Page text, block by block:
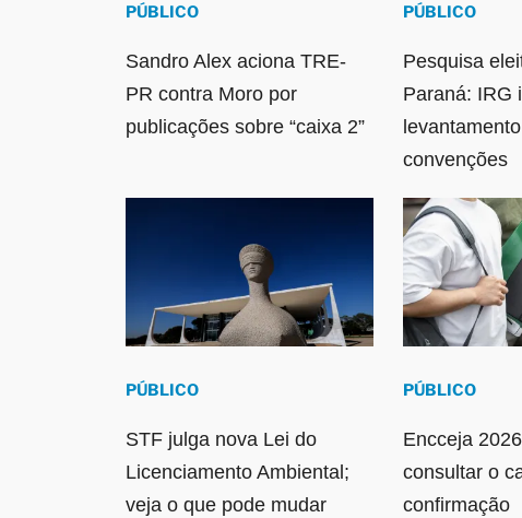
PÚBLICO
Sandro Alex aciona TRE-
PR contra Moro por
publicações sobre “caixa 2”
PÚBLICO
Pesquisa
Paraná: IRG
convenções
PÚBLICO
STF julga nova Lei do
Licenciamento Ambiental;
veja o que pode mudar
PÚBLICO
Encceja
consultar o
confirmação